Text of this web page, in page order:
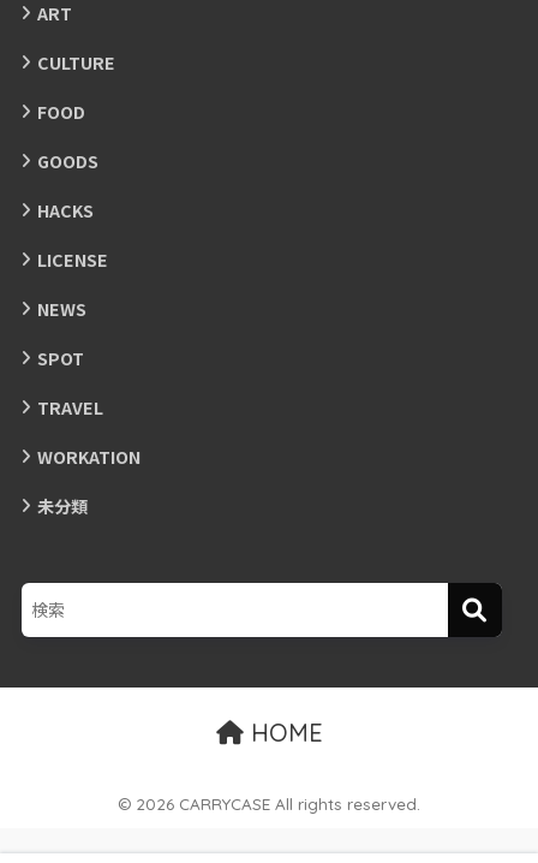
ART
CULTURE
FOOD
GOODS
HACKS
LICENSE
NEWS
SPOT
TRAVEL
WORKATION
未分類
HOME
© 2026 CARRYCASE All rights reserved.